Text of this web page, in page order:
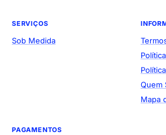
SERVIÇOS
Sob Medida
Quem
Mapa
PAGAMENTOS